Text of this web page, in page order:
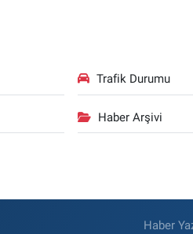
Trafik Durumu
Haber Arşivi
Haber